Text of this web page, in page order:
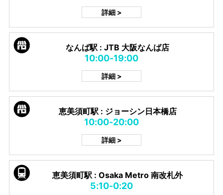
詳細 >
なんば駅 : JTB 大阪なんば店
10:00-19:00
詳細 >
恵美須町駅 : ジョーシン日本橋店
10:00-20:00
詳細 >
恵美須町駅 : Osaka Metro 南改札外
5:10-0:20